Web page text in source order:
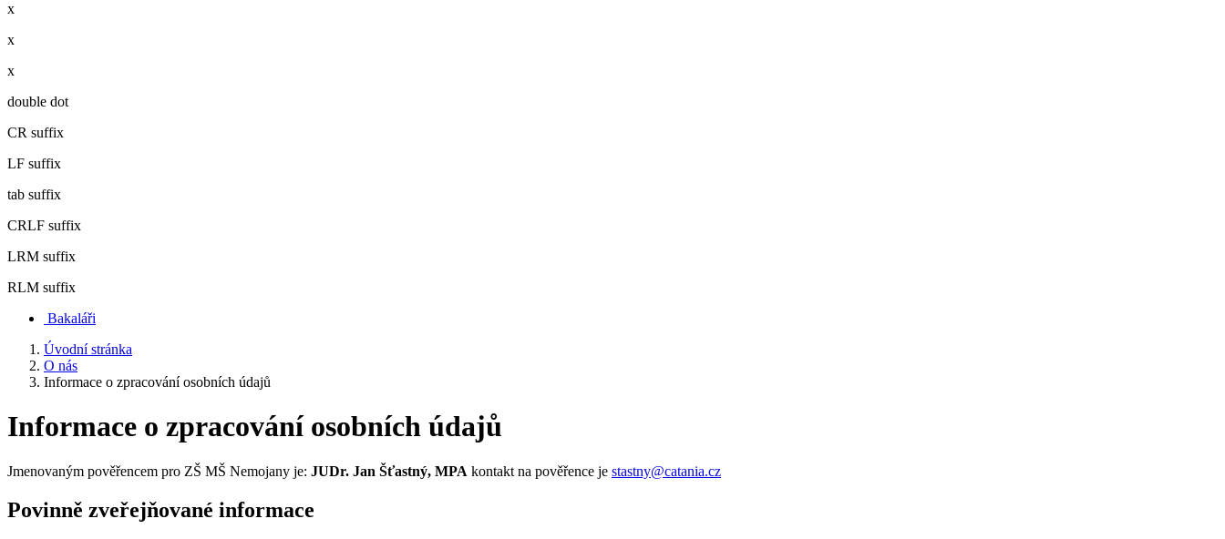
x
x
x
double dot
CR suffix
LF suffix
tab suffix
CRLF suffix
LRM suffix
RLM suffix
Bakaláři
Úvodní stránka
O nás
Informace o zpracování osobních údajů
Informace o zpracování osobních údajů
Jmenovaným pověřencem pro ZŠ MŠ Nemojany je: JUDr. Jan Šťastný, MPA kontakt na pověřence je stastny@catania.cz
Povinně zveřejňované informace